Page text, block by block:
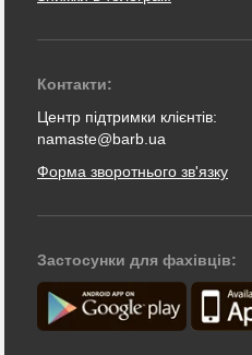
Контакти:
Центр підтримки клієнтів:
namaste@barb.ua
Форма зворотнього зв'язку
Застосунки для фахівців: